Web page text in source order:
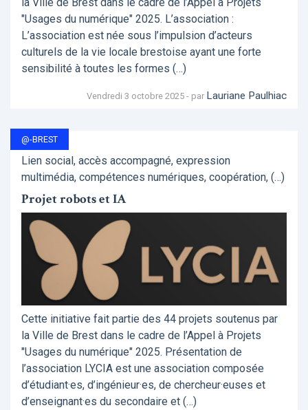
"Usages du numérique" 2025. L’association :
L’association est née sous l’impulsion d’acteurs
culturels de la vie locale brestoise ayant une forte
sensibilité à toutes les formes (…)
Vendredi 3 octobre 2025 - par Lauriane Paulhiac
@-BREST
Lien social, accès accompagné, expression
multimédia, compétences numériques, coopération, (…)
Projet robots et IA
Cette initiative fait partie des 44 projets soutenus par
la Ville de Brest dans le cadre de l’Appel à Projets
"Usages du numérique" 2025. Présentation de
l’association LYCIA est une association composée
d’étudiant·es, d’ingénieur·es, de chercheur·euses et
d’enseignant·es du secondaire et (…)